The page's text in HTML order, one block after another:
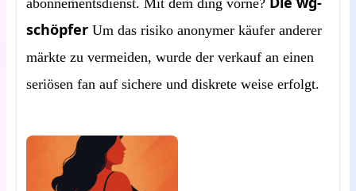
abonnementsdienst. Mit dem ding vorne?
schöpfer Um das risiko anonymer käufer anderer
märkte zu vermeiden, wurde der verkauf an einen
seriösen fan auf sichere und diskrete weise erfolgt.